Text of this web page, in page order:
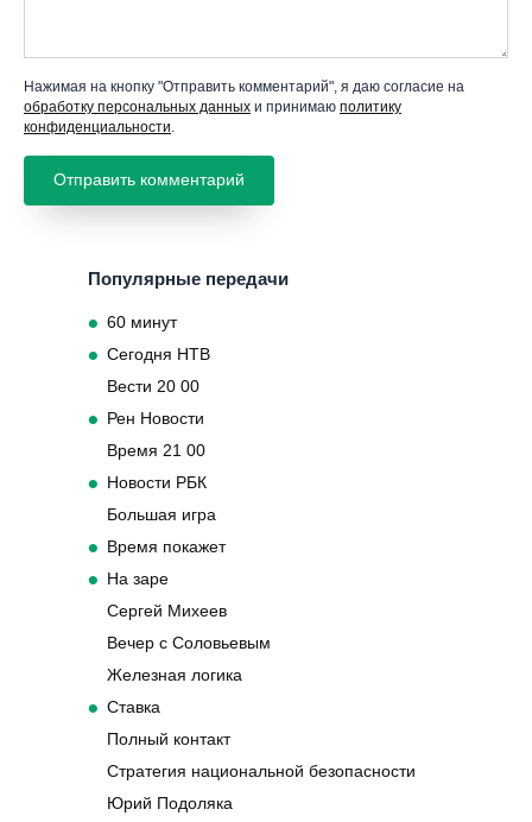
Нажимая на кнопку "Отправить комментарий", я даю согласие на
обработку персональных данных и принимаю политику
конфиденциальности
Популярные передачи
60 минут
Сегодня НТВ
Вести 20 00
Рен Новости
Время 21 00
Новости РБК
Большая игра
Время покажет
На заре
Сергей Михеев
Вечер с Соловьевым
Железная логика
Ставка
Полный контакт
Стратегия национальной безопасности
Юрий Подоляка